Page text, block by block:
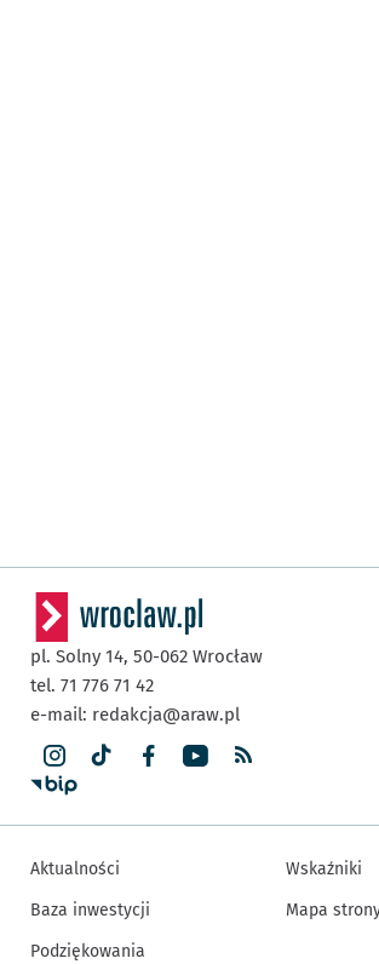
pl. Solny 14, 50-062 Wrocław
tel. 71 776 71 42
e-mail: redakcja@araw.pl
Aktualności
Baza inwestycji
Podziękowania
Wskaźniki
Mapa